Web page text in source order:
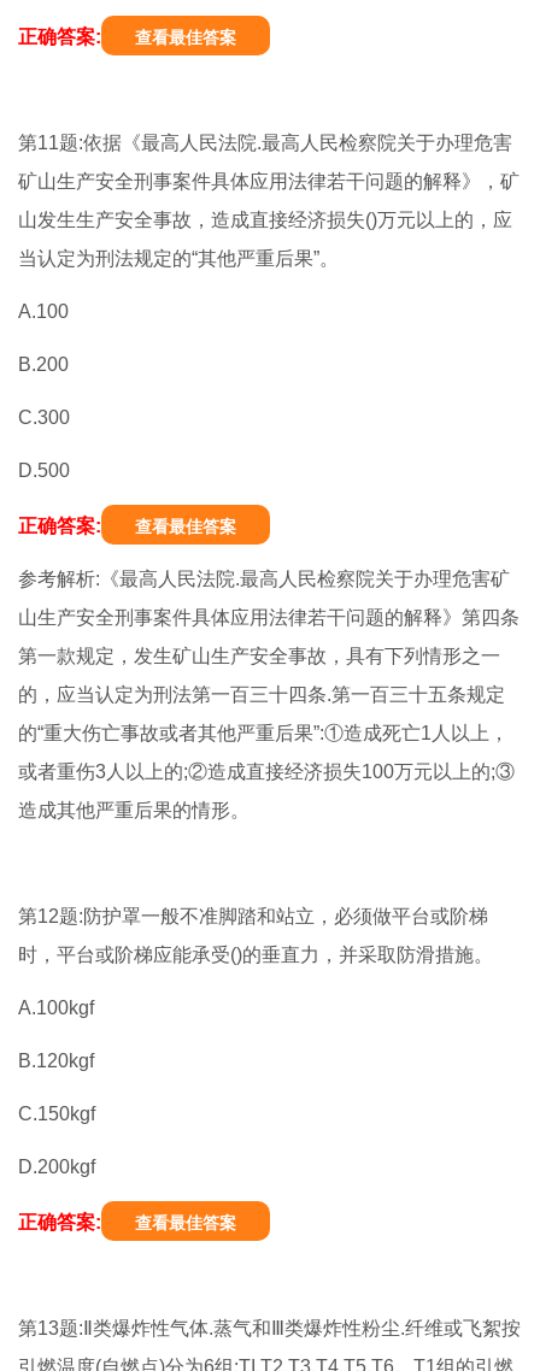
正确答案: 查看最佳答案
第11题:依据《最高人民法院.最高人民检察院关于办理危害
矿山生产安全刑事案件具体应用法律若干问题的解释》，矿
山发生生产安全事故，造成直接经济损失()万元以上的，应
当认定为刑法规定的“其他严重后果”。
A.100
B.200
C.300
D.500
正确答案: 查看最佳答案
参考解析:《最高人民法院.最高人民检察院关于办理危害矿
山生产安全刑事案件具体应用法律若干问题的解释》第四条
第一款规定，发生矿山生产安全事故，具有下列情形之一
的，应当认定为刑法第一百三十四条.第一百三十五条规定
的“重大伤亡事故或者其他严重后果”:①造成死亡1人以上，
或者重伤3人以上的;②造成直接经济损失100万元以上的;③
造成其他严重后果的情形。
第12题:防护罩一般不准脚踏和站立，必须做平台或阶梯
时，平台或阶梯应能承受()的垂直力，并采取防滑措施。
A.100kgf
B.120kgf
C.150kgf
D.200kgf
正确答案: 查看最佳答案
第13题:Ⅱ类爆炸性气体.蒸气和Ⅲ类爆炸性粉尘.纤维或飞絮按
引燃温度(自燃点)分为6组:TI.T2.T3.T4.T5.T6。T1组的引燃